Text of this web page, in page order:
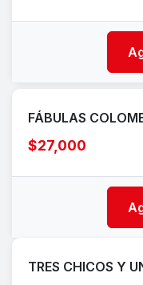
FÁBULAS
$27,000
TRES CHICOS Y